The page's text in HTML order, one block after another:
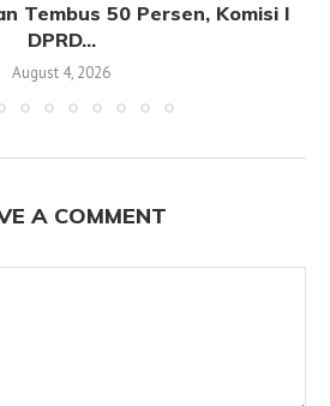
Tembus 50 Persen, Komisi I
DPRD...
August 4, 2026
A COMMENT